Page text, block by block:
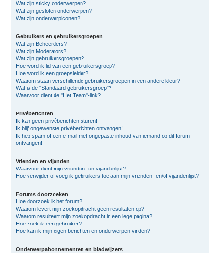
Wat zijn sticky onderwerpen?
Wat zijn gesloten onderwerpen?
Wat zijn onderwerpiconen?
Gebruikers en gebruikersgroepen
Wat zijn Beheerders?
Wat zijn Moderators?
Wat zijn gebruikersgroepen?
Hoe word ik lid van een gebruikersgroep?
Hoe word ik een groepsleider?
Waarom staan verschillende gebruikersgroepen in een andere kleur?
Wat is de "Standaard gebruikersgroep"?
Waarvoor dient de "Het Team"-link?
Privéberichten
Ik kan geen privéberichten sturen!
Ik blijf ongewenste privéberichten ontvangen!
Ik heb spam of een e-mail met ongepaste inhoud van iemand op dit forum
ontvangen!
Vrienden en vijanden
Waarvoor dient mijn vrienden- en vijandenlijst?
Hoe verwijder of voeg ik gebruikers toe aan mijn vrienden- en/of vijandenlijst?
Forums doorzoeken
Hoe doorzoek ik het forum?
Waarom levert mijn zoekopdracht geen resultaten op?
Waarom resulteert mijn zoekopdracht in een lege pagina?
Hoe zoek ik een gebruiker?
Hoe kan ik mijn eigen berichten en onderwerpen vinden?
Onderwerpabonnementen en bladwijzers